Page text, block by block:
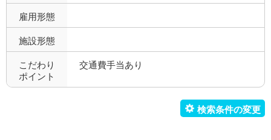
寮あり 0
試用期間有
職場環境充実
4
雇用形態
施設形態
こだわり
ポイント
交通費手当あり